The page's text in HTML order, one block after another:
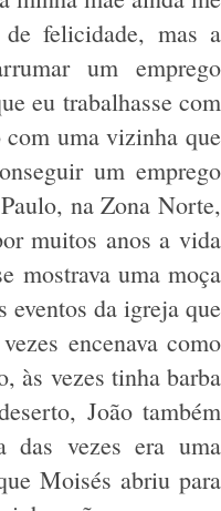
felicidade, mas a
um emprego
eu trabalhasse com
uma vizinha que
um emprego
na Zona Norte,
muitos anos a vida
mostrava uma moça
eventos da igreja que
encenava como
às vezes tinha barba
João também
das vezes era uma
Moisés abriu para